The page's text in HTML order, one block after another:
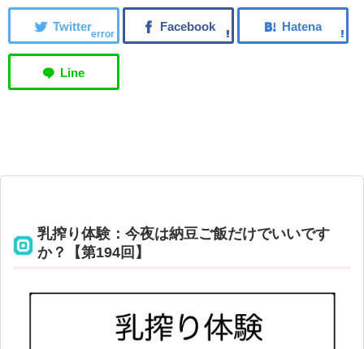
error
乳搾り体験：今夜は納豆ご飯だけでいいです
か？【第194回】